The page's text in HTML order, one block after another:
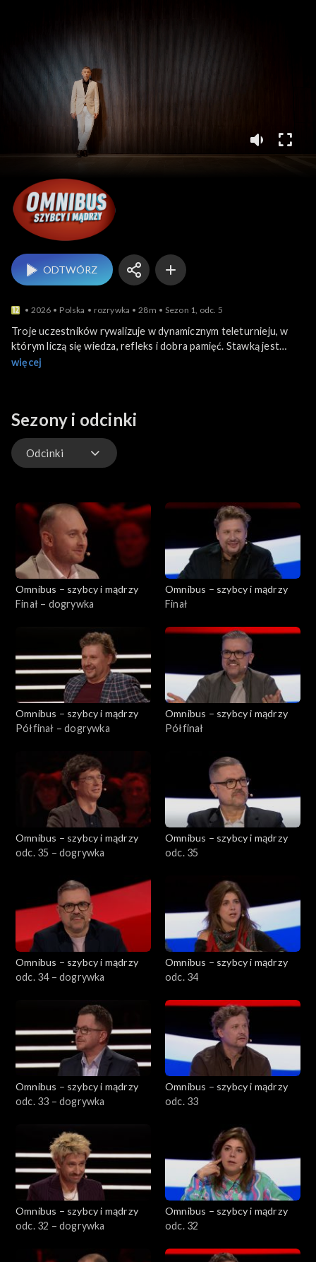
ODTWÓRZ
2026 Polska rozrywka 28m Sezon 1, odc. 5
Troje uczestników rywalizuje w dynamicznym teleturnieju, w
którym liczą się wiedza, refleks i dobra pamięć. Stawką jest
awans do kolejnego odcinka i walka o tytuł Omnibusa.
więcej
Sezony i odcinki
Odcinki
Omnibus – szybcy i mądrzy
Finał – dogrywka
Omnibus – szybcy i mądrzy
Finał
Omnibus – szybcy i mądrzy
Półfinał – dogrywka
Omnibus – szybcy i mądrzy
Półfinał
Omnibus – szybcy i mądrzy
odc. 35 – dogrywka
Omnibus – szybcy i mądrzy
odc. 35
Omnibus – szybcy i mądrzy
odc. 34 – dogrywka
Omnibus – szybcy i mądrzy
odc. 34
Omnibus – szybcy i mądrzy
odc. 33 – dogrywka
Omnibus – szybcy i mądrzy
odc. 33
Omnibus – szybcy i mądrzy
odc. 32 – dogrywka
Omnibus – szybcy i mądrzy
odc. 32